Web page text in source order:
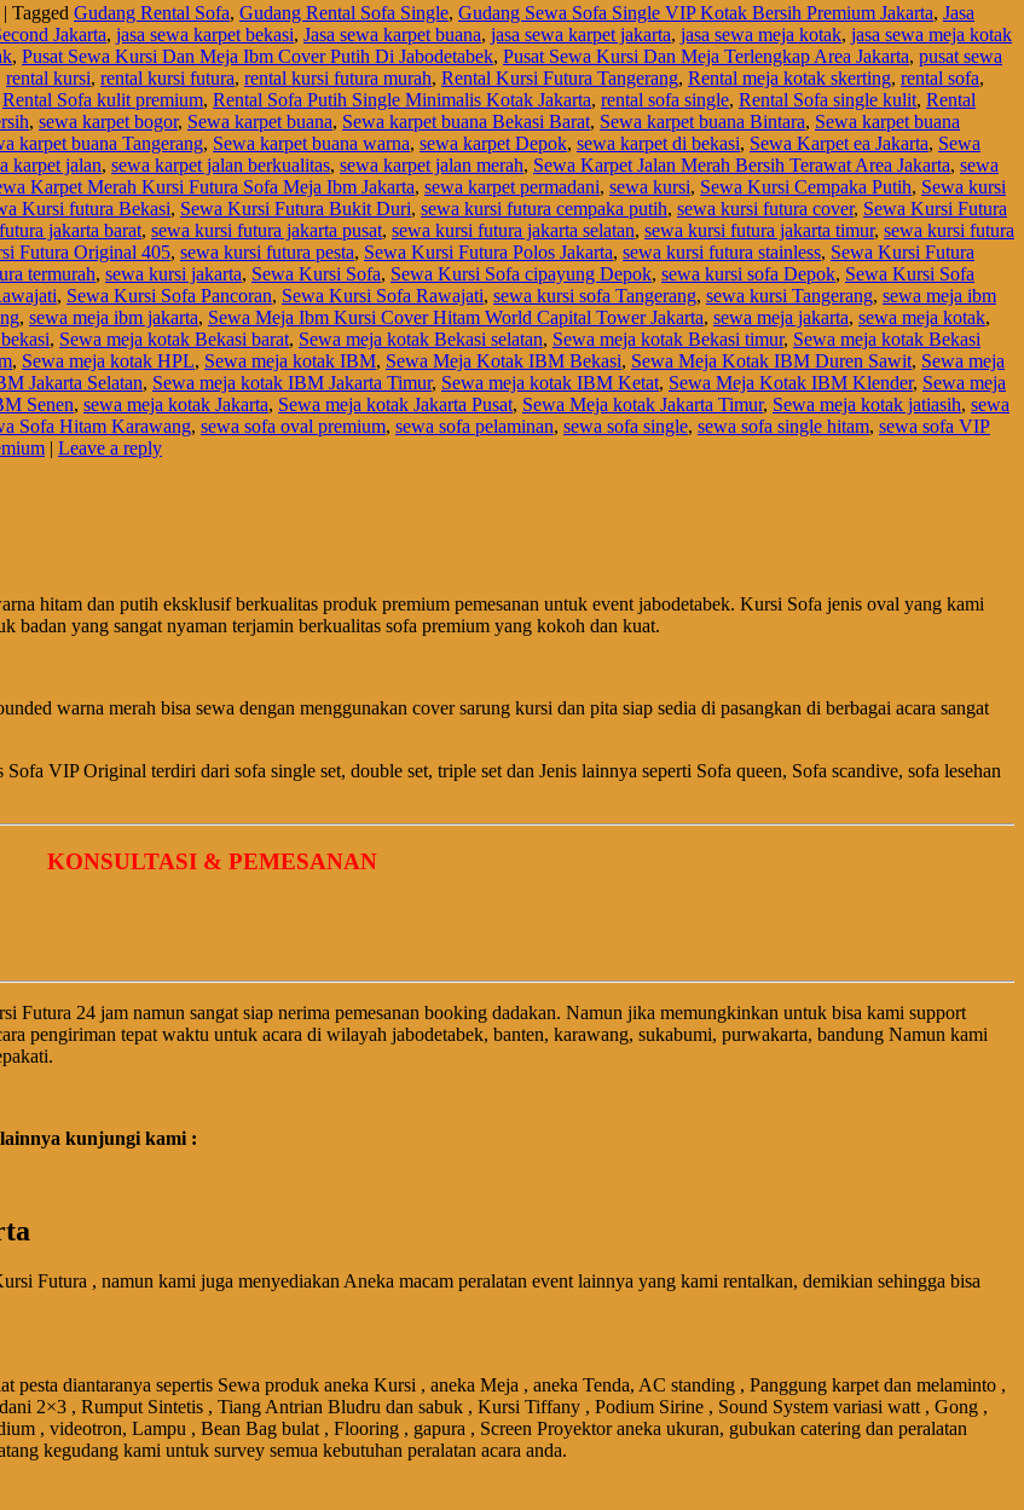
| Tagged Gudang Rental Sofa, Gudang Rental Sofa Single, Gudang Sewa Sofa Single VIP Kotak Bersih Premium Jakarta, Jasa
Jakarta, jasa sewa karpet bekasi, Jasa sewa karpet buana, jasa sewa karpet jakarta, jasa sewa meja kotak, jasa sewa meja kotak
, Pusat Sewa Kursi Dan Meja Ibm Cover Putih Di Jabodetabek, Pusat Sewa Kursi Dan Meja Terlengkap Area Jakarta, pusat sewa
rental kursi, rental kursi futura, rental kursi futura murah, Rental Kursi Futura Tangerang, Rental meja kotak skerting, rental sofa,
Rental Sofa kulit premium, Rental Sofa Putih Single Minimalis Kotak Jakarta, rental sofa single, Rental Sofa single kulit, Rental
, sewa karpet bogor, Sewa karpet buana, Sewa karpet buana Bekasi Barat, Sewa karpet buana Bintara, Sewa karpet buana
karpet buana Tangerang, Sewa karpet buana warna, sewa karpet Depok, sewa karpet di bekasi, Sewa Karpet ea Jakarta, Sewa
karpet jalan, sewa karpet jalan berkualitas, sewa karpet jalan merah, Sewa Karpet Jalan Merah Bersih Terawat Area Jakarta, sewa
Karpet Merah Kursi Futura Sofa Meja Ibm Jakarta, sewa karpet permadani, sewa kursi, Sewa Kursi Cempaka Putih, Sewa kursi
Kursi futura Bekasi, Sewa Kursi Futura Bukit Duri, sewa kursi futura cempaka putih, sewa kursi futura cover, Sewa Kursi Futura
jakarta barat, sewa kursi futura jakarta pusat, sewa kursi futura jakarta selatan, sewa kursi futura jakarta timur, sewa kursi futura
Futura Original 405, sewa kursi futura pesta, Sewa Kursi Futura Polos Jakarta, sewa kursi futura stainless, Sewa Kursi Futura
termurah, sewa kursi jakarta, Sewa Kursi Sofa, Sewa Kursi Sofa cipayung Depok, sewa kursi sofa Depok, Sewa Kursi Sofa
, Sewa Kursi Sofa Pancoran, Sewa Kursi Sofa Rawajati, sewa kursi sofa Tangerang, sewa kursi Tangerang, sewa meja ibm
, sewa meja ibm jakarta, Sewa Meja Ibm Kursi Cover Hitam World Capital Tower Jakarta, sewa meja jakarta, sewa meja kotak,
, Sewa meja kotak Bekasi barat, Sewa meja kotak Bekasi selatan, Sewa meja kotak Bekasi timur, Sewa meja kotak Bekasi
, Sewa meja kotak HPL, Sewa meja kotak IBM, Sewa Meja Kotak IBM Bekasi, Sewa Meja Kotak IBM Duren Sawit, Sewa meja
Jakarta Selatan, Sewa meja kotak IBM Jakarta Timur, Sewa meja kotak IBM Ketat, Sewa Meja Kotak IBM Klender, Sewa meja
Senen, sewa meja kotak Jakarta, Sewa meja kotak Jakarta Pusat, Sewa Meja kotak Jakarta Timur, Sewa meja kotak jatiasih, sewa
Sofa Hitam Karawang, sewa sofa oval premium, sewa sofa pelaminan, sewa sofa single, sewa sofa single hitam, sewa sofa VIP
| Leave a reply
hitam dan putih eksklusif berkualitas produk premium pemesanan untuk event jabodetabek. Kursi Sofa jenis oval yang kami
badan yang sangat nyaman terjamin berkualitas sofa premium yang kokoh dan kuat.
warna merah bisa sewa dengan menggunakan cover sarung kursi dan pita siap sedia di pasangkan di berbagai acara sangat
VIP Original terdiri dari sofa single set, double set, triple set dan Jenis lainnya seperti Sofa queen, Sofa scandive, sofa lesehan
KONSULTASI & PEMESANAN
24 jam namun sangat siap nerima pemesanan booking dadakan. Namun jika memungkinkan untuk bisa kami support
pengiriman tepat waktu untuk acara di wilayah jabodetabek, banten, karawang, sukabumi, purwakarta, bandung Namun kami
kunjungi kami :
Futura , namun kami juga menyediakan Aneka macam peralatan event lainnya yang kami rentalkan, demikian sehingga bisa
diantaranya sepertis Sewa produk aneka Kursi , aneka Meja , aneka Tenda, AC standing , Panggung karpet dan melaminto ,
2×3 , Rumput Sintetis , Tiang Antrian Bludru dan sabuk , Kursi Tiffany , Podium Sirine , Sound System variasi watt , Gong ,
, videotron, Lampu , Bean Bag bulat , Flooring , gapura , Screen Proyektor aneka ukuran, gubukan catering dan peralatan
kegudang kami untuk survey semua kebutuhan peralatan acara anda.